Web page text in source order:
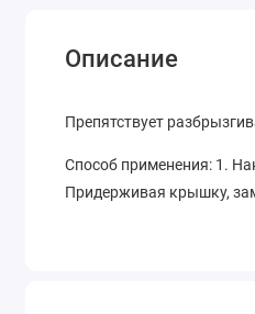
Описание
Препятствует
Способ применения: 1.
Придерживая крышку,